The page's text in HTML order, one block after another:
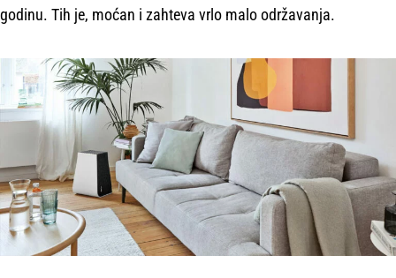
godinu. Tih je, moćan i zahteva vrlo malo održavanja.